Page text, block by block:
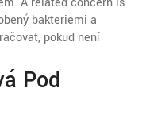
bakteriemi a
pokud není
Pod